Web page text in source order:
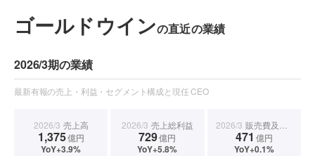
ゴールドウインの直近の業績
2026/3期の業績
最新有報の売上・利益・セグメント構成と現任 CEO
2026/3 売上高
1,375億円
YoY+3.9%
2026/3 売上総利益
729億円
YoY+5.8%
2026/3 販売費及び一般管理費
471 億円
YoY+0.1%